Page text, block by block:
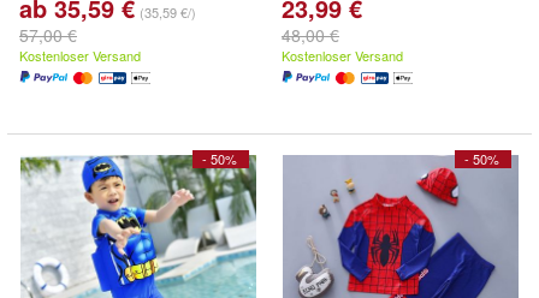
ab 35,59 € (35,59 €/)
57,00 €
Kostenloser Versand
23,99 €
48,00 €
Kostenloser Versand
- 50% - 50%